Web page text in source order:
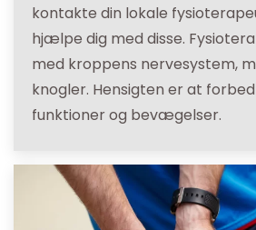
kontakte din lokale
hjælpe dig med disse.
med kroppens nervesystem,
knogler. Hensigten er at
funktioner og bevægelser.